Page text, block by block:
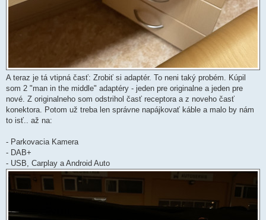
A teraz je tá vtipná časť: Zrobiť si adaptér. To neni taký probém. Kúpil
som 2 "man in the middle" adaptéry - jeden pre originalne a jeden pre
nové. Z originalneho som odstrihol časť receptora a z noveho časť
konektora. Potom už treba len správne napájkovať káble a malo by nám
to isť.. až na:
- Parkovacia Kamera
- DAB+
- USB, Carplay a Android Auto